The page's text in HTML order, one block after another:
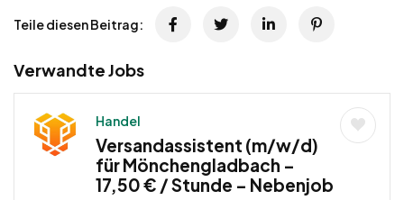
Teile diesen Beitrag:
Verwandte Jobs
Handel
Versandassistent (m/w/d)
für Mönchengladbach –
17,50 € / Stunde – Nebenjob